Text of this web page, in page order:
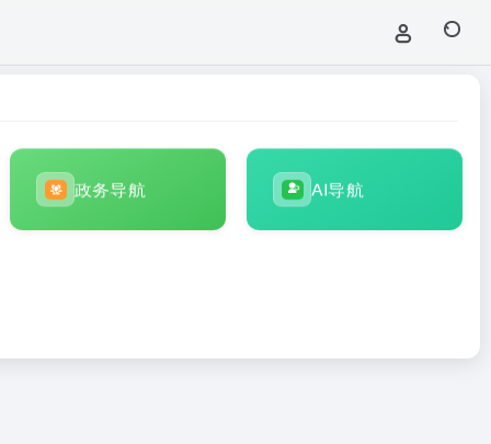
政务导航 AI导航